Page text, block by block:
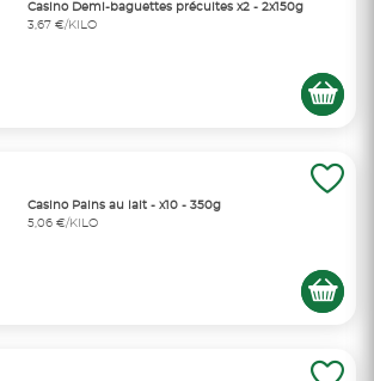
Casino Demi-baguettes précuites x2 - 2x150g
3,67 €/KILO
Casino Pains au lait - x10 - 350g
5,06 €/KILO